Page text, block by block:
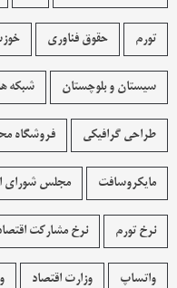
تورم حقوق فناوری
سیستان و بلوچستان شبکه
طراحی گرافیکی فروشگاه
مایکروسافت مجلس شورای
نرخ تورم نرخ مشارکت
واتساپ وزارت اقتصاد